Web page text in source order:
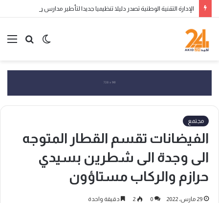
بحث
الوضع
مجتمع
الفيضانات تقسم القطار المتوجه
الى وجدة الى شطرين بسيدي
حرازم والركاب مستاؤون
29 مارس، 2022 0
2 دقيقة واحدة